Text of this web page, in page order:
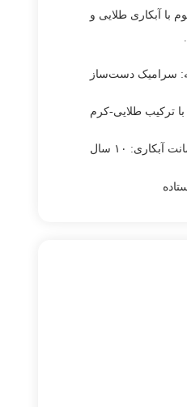
با آبکاری طلایی و
سرامیک دست‌ساز
ترکیب طلایی-کرم
آبکاری: ۱۰ سال